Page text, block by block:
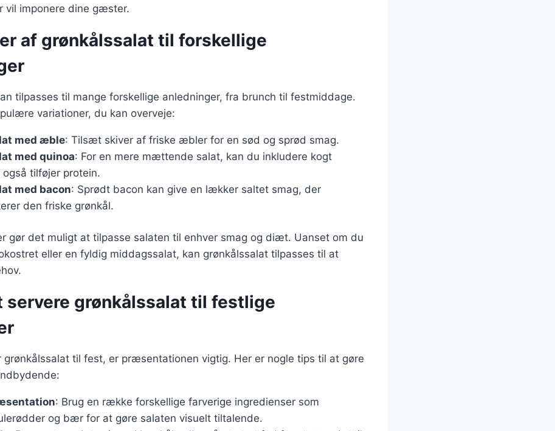
vil imponere dine gæster.
af grønkålssalat til forskellige
tilpasses til mange forskellige anledninger, fra brunch til festmiddage.
variationer, du kan overveje:
med æble: Tilsæt skiver af friske æbler for en sød og sprød smag.
med quinoa: For en mere mættende salat, kan du inkludere kogt
også tilføjer protein.
med bacon: Sprødt bacon kan give en lækker saltet smag, der
den friske grønkål.
gør det muligt at tilpasse salaten til enhver smag og diæt. Uanset om du
eller en fyldig middagssalat, kan grønkålssalat tilpasses til at
servere grønkålssalat til festlige
grønkålssalat til fest, er præsentationen vigtig. Her er nogle tips til at gøre
: Brug en række forskellige farverige ingredienser som
og bær for at gøre salaten visuelt tiltalende.